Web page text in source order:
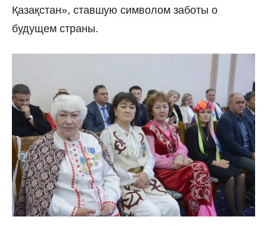
Қазақстан», ставшую символом заботы о
будущем страны.